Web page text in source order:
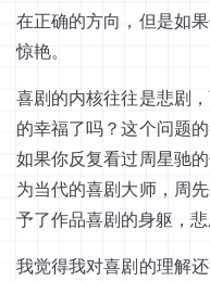
在正确的方向，但是如
惊艳。
喜剧的内核往往是悲剧
的幸福了吗？这个问题
如果你反复看过周星驰
为当代的喜剧大师，周
予了作品喜剧的身躯，悲
我觉得我对喜剧的理解